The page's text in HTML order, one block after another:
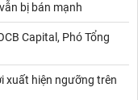
bị bán mạnh
Capital, Phó Tổng
xuất hiện ngưỡng trên